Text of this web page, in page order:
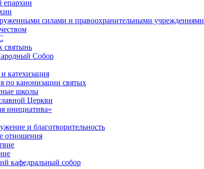
епархии
силами и правоохранительными учреждениями
святынь
Собор
катехизация
по канонизации святых
школы
Церкви
инициатива»
и благотворительность
отношения
кафедральный собор